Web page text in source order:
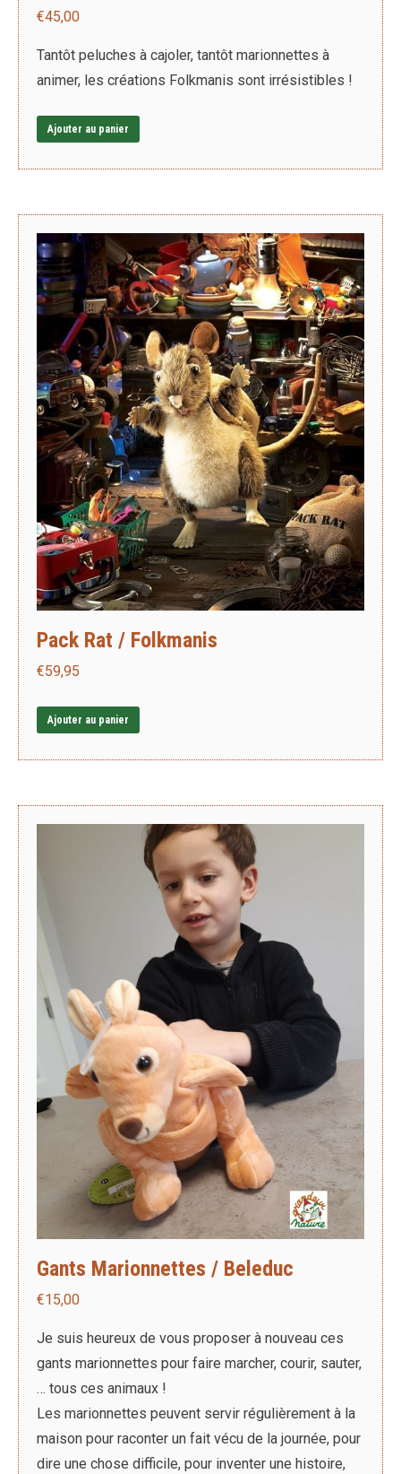
€45,00
Tantôt peluches à cajoler, tantôt marionnettes à
animer, les créations Folkmanis sont irrésistibles !
Ajouter au panier
Pack Rat / Folkmanis
€59,95
Ajouter au panier
Gants Marionnettes / Beleduc
€15,00
Je suis heureux de vous proposer à nouveau ces
gants marionnettes pour faire marcher, courir, sauter,
… tous ces animaux !
Les marionnettes peuvent servir régulièrement à la
maison pour raconter un fait vécu de la journée, pour
dire une chose difficile, pour inventer une histoire,